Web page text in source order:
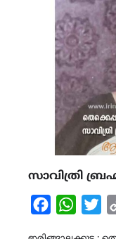
സാവിത്രി
Facebook